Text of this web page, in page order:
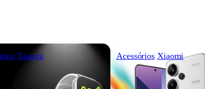
Xiaomi Acessórios Xiaomi